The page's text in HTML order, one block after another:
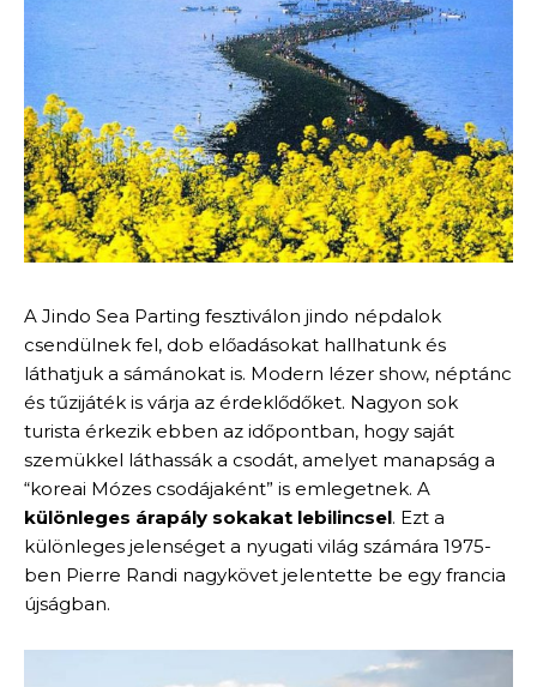
A Jindo Sea Parting fesztiválon jindo népdalok
csendülnek fel, dob előadásokat hallhatunk és
láthatjuk a sámánokat is. Modern lézer show, néptánc
és tűzijáték is várja az érdeklődőket. Nagyon sok
turista érkezik ebben az időpontban, hogy saját
szemükkel láthassák a csodát, amelyet manapság a
“koreai Mózes csodájaként” is emlegetnek. A
különleges árapály sokakat lebilincsel. Ezt a
különleges jelenséget a nyugati világ számára 1975-
ben Pierre Randi nagykövet jelentette be egy francia
újságban.